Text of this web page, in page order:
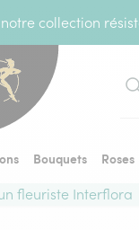
collection
Bouquets Roses
fleuriste Interflora